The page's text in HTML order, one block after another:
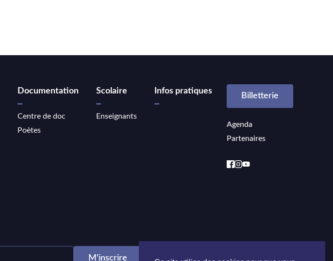
Documentation
Centre de doc
Poètes
Scolaire
Enseignants
Infos pratiques
Billetterie
Agenda
Partenaires